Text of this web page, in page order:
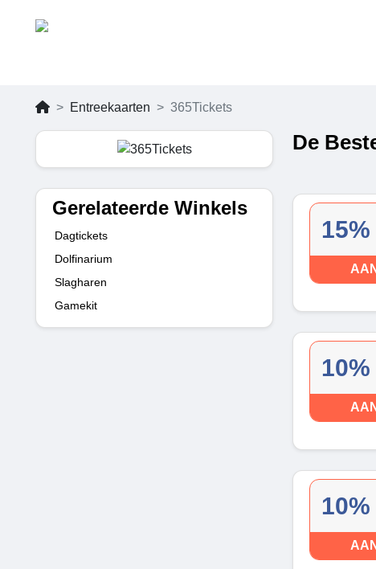
Entreekaarten 365Tickets
Gerelateerde Winkels
Dagtickets
Dolfinarium
Slagharen
Gamekit
De